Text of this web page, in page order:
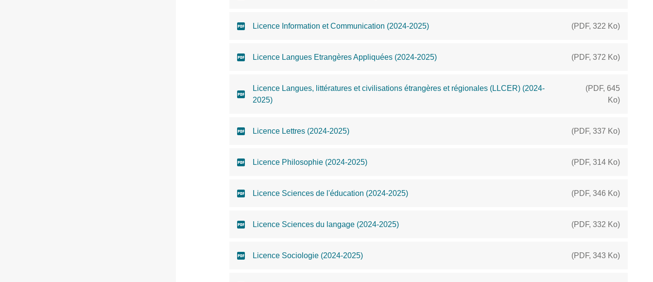
Licence Information et Communication (2024-2025) (PDF, 322 Ko)
Licence Langues Etrangères Appliquées (2024-2025) (PDF, 372 Ko)
Licence Langues, littératures et civilisations étrangères et régionales (LLCER) (2024-
2025)
(PDF, 645
Ko)
Licence Lettres (2024-2025) (PDF, 337 Ko)
Licence Philosophie (2024-2025) (PDF, 314 Ko)
Licence Sciences de l'éducation (2024-2025) (PDF, 346 Ko)
Licence Sciences du langage (2024-2025) (PDF, 332 Ko)
Licence Sociologie (2024-2025) (PDF, 343 Ko)